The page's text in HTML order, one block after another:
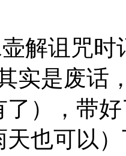
解诅咒
实是废话
了），带
天也可以